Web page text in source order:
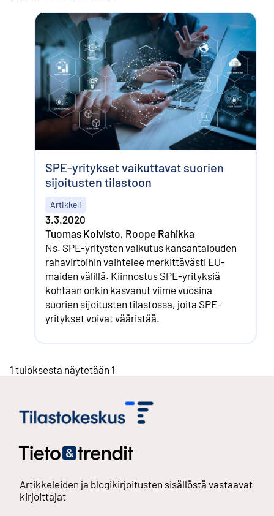
SPE-yritykset vaikuttavat suorien
sijoitusten tilastoon
Artikkeli
3.3.2020
Tuomas Koivisto, Roope Rahikka
Ns. SPE-yritysten vaikutus kansan­talouden
raha­virtoihin vaihtelee merkittävästi EU-
maiden välillä. Kiinnostus SPE-yrityksiä
kohtaan onkin kasvanut viime vuosina
suorien sijoitusten tilastossa, joita SPE-
yritykset voivat vääristää.
1 tuloksesta näytetään 1
Artikkeleiden ja blogikirjoitusten sisällöstä vastaavat
kirjoittajat